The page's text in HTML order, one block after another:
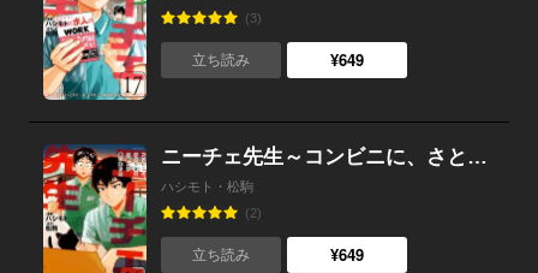
(3)
立ち読み ¥649
ニーチェ先生～コンビニに、さとり世代の新人が舞い降りた～ 16
ハシモト・松駒
(2)
立ち読み ¥649